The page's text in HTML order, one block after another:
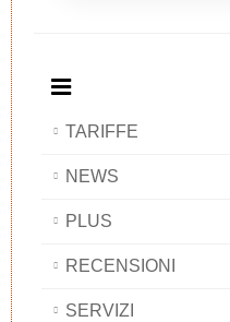
TARIFFE
NEWS
PLUS
RECENSIONI
SERVIZI